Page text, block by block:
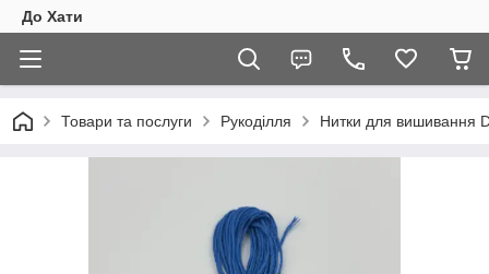
До Хати
Товари та послуги Рукоділля Нитки для вишивання